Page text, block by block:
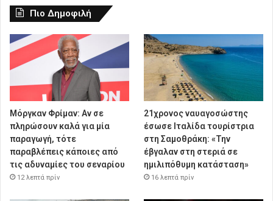
Πιο Δημοφιλή
Μόργκαν Φρίμαν: Αν σε
πληρώσουν καλά για μία
παραγωγή, τότε
παραβλέπεις κάποιες από
τις αδυναμίες του σεναρίου
12 λεπτά πρίν
21χρονος ναυαγοσώστης
έσωσε Ιταλίδα τουρίστρια
στη Σαμοθράκη: «Την
έβγαλαν στη στεριά σε
ημιλιπόθυμη κατάσταση»
16 λεπτά πρίν